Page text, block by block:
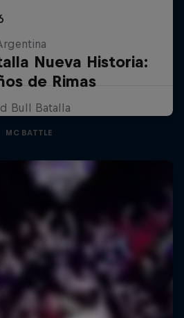
Nueva Historia:
de Rimas
Bull Batalla
MC BATTLE